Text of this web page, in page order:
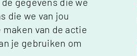
die we van jou
van de actie
je gebruiken om